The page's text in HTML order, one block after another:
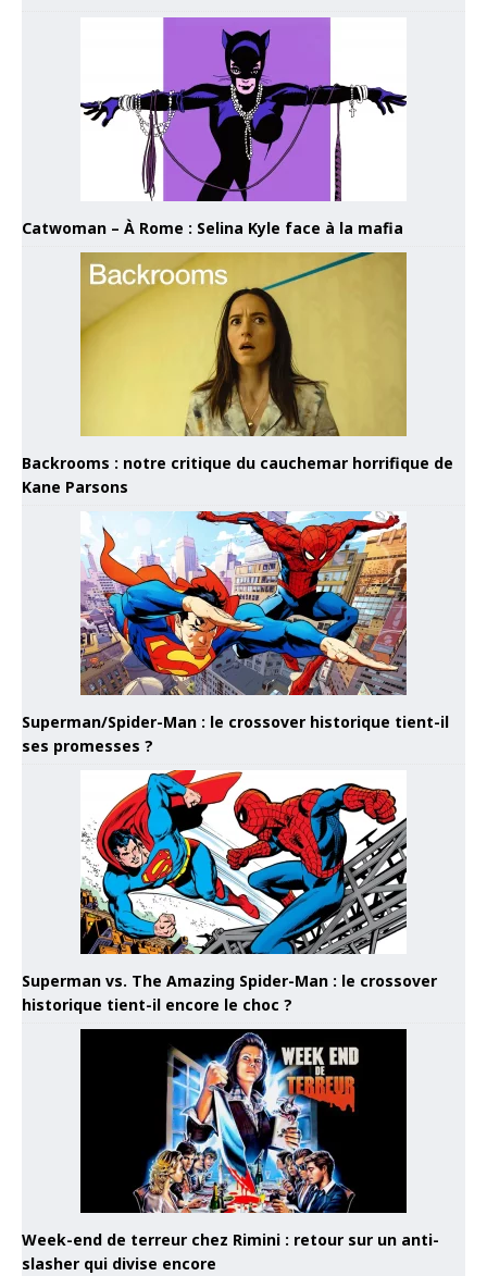
Catwoman – À Rome : Selina Kyle face à la mafia
Backrooms : notre critique du cauchemar horrifique de
Kane Parsons
Superman/Spider-Man : le crossover historique tient-il
ses promesses ?
Superman vs. The Amazing Spider-Man : le crossover
historique tient-il encore le choc ?
Week-end de terreur chez Rimini : retour sur un anti-
slasher qui divise encore